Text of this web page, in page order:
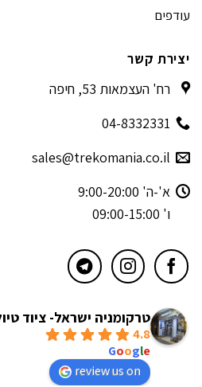
עודפים
יצירת קשר
רח' העצמאות 53, חיפה
04-8332331
sales@trekomania.co.il
א'-ה' 9:00-20:00
ו' 09:00-15:00
טרקומניה ישראל- ציוד
4.8
Google
review us on